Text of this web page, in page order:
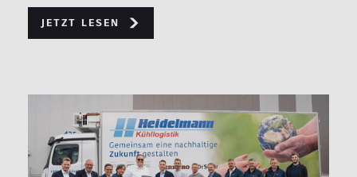
Jetzt lesen